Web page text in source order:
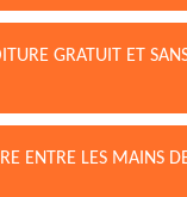
GRATUIT ET
ENTRE LES MAINS